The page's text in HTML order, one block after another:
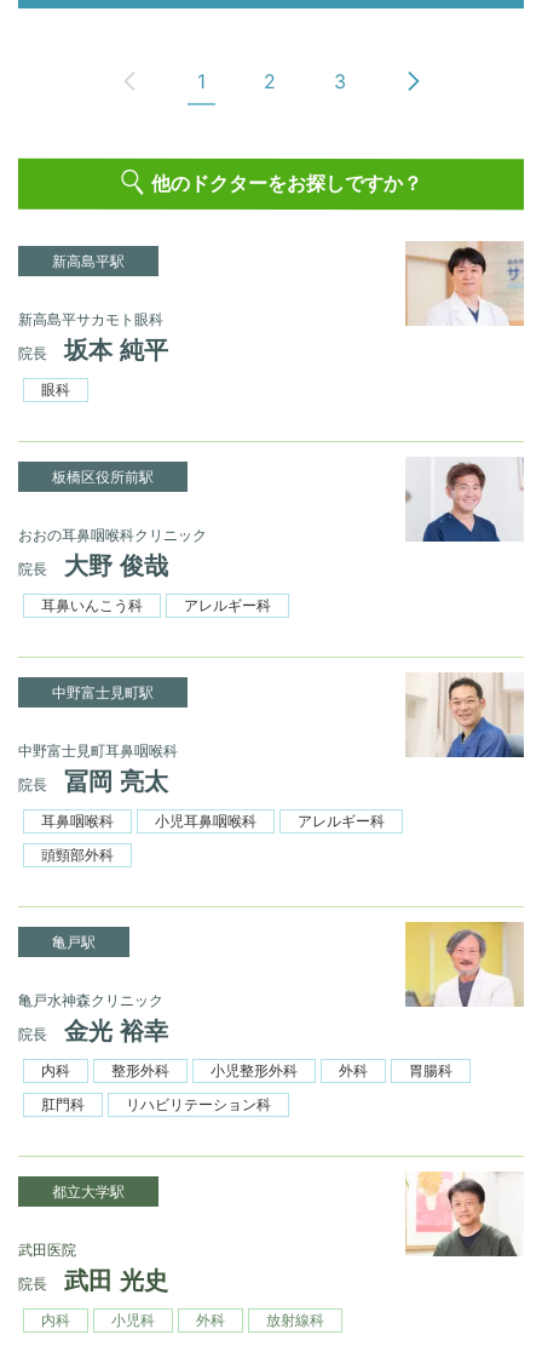
1 2 3
他のドクターをお探しですか？
新高島平駅
新高島平サカモト眼科
院長
坂本 純平
眼科
板橋区役所前駅
おおの耳鼻咽喉科クリニック
院長
大野 俊哉
耳鼻いんこう科 アレルギー科
中野富士見町駅
中野富士見町耳鼻咽喉科
院長
冨岡 亮太
耳鼻咽喉科 小児耳鼻咽喉科
アレルギー科
頭頸部外科
亀戸駅
亀戸水神森クリニック
院長
金光 裕幸
内科 整形外科 小児整形外科 外科
胃腸科
肛門科
リハビリテーション科
都立大学駅
武田医院
院長
武田 光史
内科 小児科 外科 放射線科